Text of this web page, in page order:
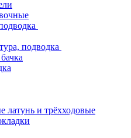
подводка
латунь и трёхходовые